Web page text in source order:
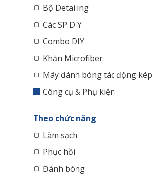
Bộ Detailing
Các SP DIY
Combo DIY
Khăn Microfiber
Máy đánh bóng tác động kép
Công cụ & Phụ kiện
Theo chức năng
Làm sạch
Phục hồi
Đánh bóng